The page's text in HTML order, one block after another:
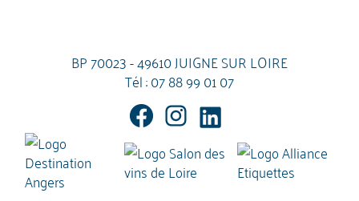
BP 70023 - 49610 JUIGNE SUR LOIRE
Tél :07 88 99 01 07